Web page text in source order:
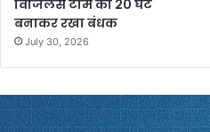
विजिलेंस टीम को 20 घंटे
बनाकर रखा बंधक
July 30, 2026